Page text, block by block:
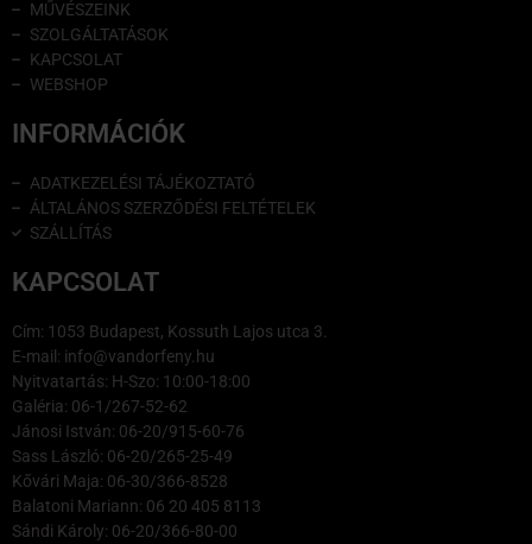
MŰVÉSZEINK
SZOLGÁLTATÁSOK
KAPCSOLAT
WEBSHOP
INFORMÁCIÓK
ADATKEZELÉSI TÁJÉKOZTATÓ
ÁLTALÁNOS SZERZŐDÉSI FELTÉTELEK
SZÁLLÍTÁS
KAPCSOLAT
Cím: 1053 Budapest, Kossuth Lajos utca 3.
E-mail: info@vandorfeny.hu
Nyitvatartás: H-Szo: 10:00-18:00
Galéria: 06-1/267-52-62
Jánosi István: 06-20/915-60-76
Sass László: 06-20/265-25-49
Kővári Maja: 06-30/366-8528
Balatoni Mariann: 06 20 405 8113
Sándi Károly: 06-20/366-80-00